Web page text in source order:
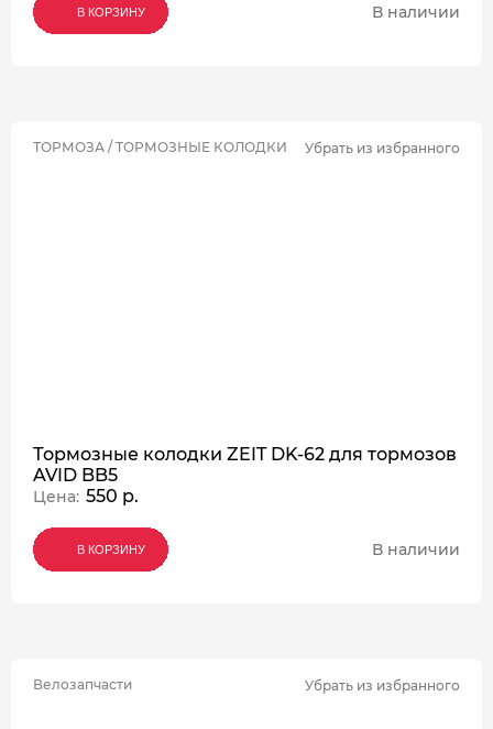
В КОРЗИНУ
В КОРЗИНУ
В КОРЗИНУ В наличии
ТОРМОЗА / ТОРМОЗНЫЕ КОЛОДКИ Убрать из избранного
Тормозные колодки ZEIT DK-62 для тормозов
AVID BB5
Цена: 550 р.
В КОРЗИНУ
В КОРЗИНУ
В КОРЗИНУ В наличии
Велозапчасти Убрать из избранного